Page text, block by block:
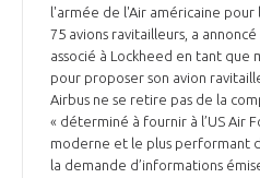
l'armée de l'Air américaine pour
75 avions ravitailleurs, a
associé à Lockheed en tant
pour proposer son avion
Airbus ne se retire pas de la
« déterminé à fournir à l’US Air
moderne et le plus performant
la demande d’informations